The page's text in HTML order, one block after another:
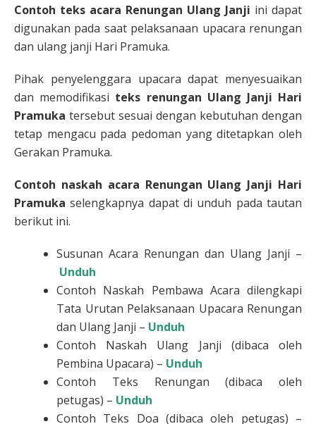
Contoh teks acara Renungan Ulang Janji ini dapat
digunakan pada saat pelaksanaan upacara renungan
dan ulang janji Hari Pramuka.
Pihak penyelenggara upacara dapat menyesuaikan
dan memodifikasi teks renungan Ulang Janji Hari
Pramuka tersebut sesuai dengan kebutuhan dengan
tetap mengacu pada pedoman yang ditetapkan oleh
Gerakan Pramuka.
Contoh naskah acara Renungan Ulang Janji Hari
Pramukaselengkapnya dapat di unduh pada tautan
berikut ini.
Susunan Acara Renungan dan Ulang Janji –
Unduh
Contoh Naskah Pembawa Acara dilengkapi
Tata Urutan Pelaksanaan Upacara Renungan
dan Ulang Janji – Unduh
Contoh Naskah Ulang Janji (dibaca oleh
Pembina Upacara) – Unduh
Contoh Teks Renungan (dibaca oleh
petugas) – Unduh
Contoh Teks Doa (dibaca oleh petugas) –